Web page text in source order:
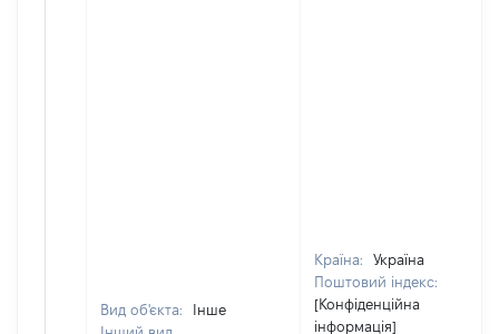
Вид об'єкта:
Інше
Країна:
Україна
Поштовий індекс:
[Конфіденційна
інформація]